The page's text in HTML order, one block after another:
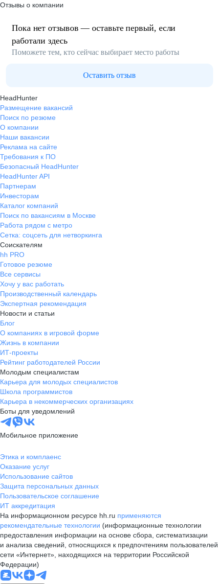
Отзывы о компании
Пока нет отзывов — оставьте первый, если
работали здесь
Поможете тем, кто сейчас выбирает место работы
Оставить отзыв
HeadHunter
Размещение вакансий
Поиск по резюме
О компании
Наши вакансии
Реклама на сайте
Требования к ПО
Безопасный HeadHunter
HeadHunter API
Партнерам
Инвесторам
Каталог компаний
Поиск по вакансиям в Москве
Работа рядом с метро
Сетка: соцсеть для нетворкинга
Соискателям
hh PRO
Готовое резюме
Все сервисы
Хочу у вас работать
Производственный календарь
Экспертная рекомендация
Новости и статьи
Блог
О компаниях в игровой форме
Жизнь в компании
ИТ-проекты
Рейтинг работодателей России
Молодым специалистам
Карьера для молодых специалистов
Школа программистов
Карьера в некоммерческих организациях
Боты для уведомлений
Мобильное приложение
Этика и комплаенс
Оказание услуг
Использование сайтов
Защита персональных данных
Пользовательское соглашение
ИТ аккредитация
На информационном ресурсе hh.ru применяются
рекомендательные технологии (информационные технологии
предоставления информации на основе сбора, систематизации
и анализа сведений, относящихся к предпочтениям пользователей
сети «Интернет», находящихся на территории Российской
Федерации)